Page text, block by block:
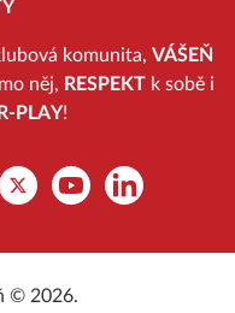
komunita, VÁŠEŇ
něj, RESPEKT k sobě i
PLAY!
Platform X
YouTubeLinkedIn
© 2026.